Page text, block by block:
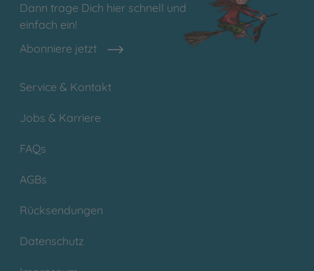
Dann trage Dich hier schnell und
einfach ein!
Abonniere jetzt
Service & Kontakt
Jobs & Karriere
FAQs
AGBs
Rücksendungen
Datenschutz